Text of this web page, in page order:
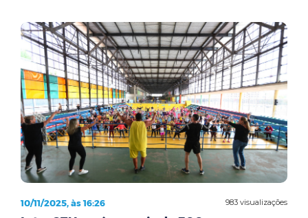
983 visualizações
10/11/2025, às 16:26